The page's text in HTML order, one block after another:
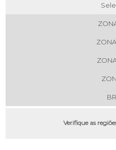
Verifique as